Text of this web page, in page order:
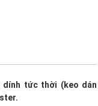
dính tức thời (keo dán